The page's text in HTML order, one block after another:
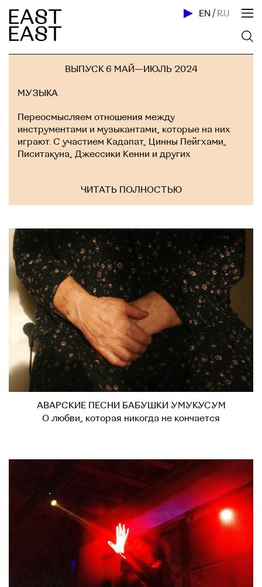
EN / RU
ВЫПУСК 6 МАЙ—ИЮЛЬ 2024
МУЗЫКА
Переосмысляем отношения между
инструментами и музыкантами, которые на них
играют. С участием Кадапат, Цинны Пейгхами,
Писитакуна, Джессики Кенни и других
ЧИТАТЬ ПОЛНОСТЬЮ
АВАРСКИЕ ПЕСНИ БАБУШКИ УМУКУСУМ
О любви, которая никогда не кончается